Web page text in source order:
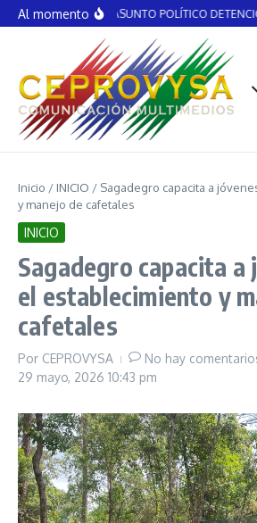
Saltar al contenido
Al momentoNO ES ASUNTO POLÍTICO
Inicio / INICIO / Sagadegro capacita a
y manejo de cafetales
INICIO
Sagadegro capacita a
el establecimiento y
cafetales
Por CEPROVYSA
No hay
29 mayo, 2026 10:43 pm